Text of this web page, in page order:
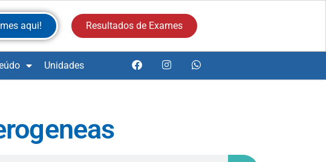
aqui! Resultados de Exames
Unidades